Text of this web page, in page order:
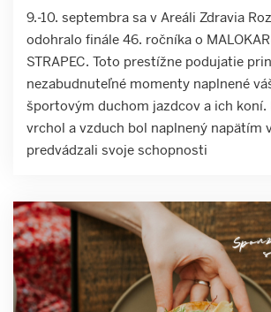
9.-10. septembra sa v Areáli Zdravia
odohralo finále 46. ročníka o
STRAPEC. Toto prestížne podujatie
nezabudnuteľné momenty naplnené
športovým duchom jazdcov a ich koní.
vrchol a vzduch bol naplnený napätím
predvádzali svoje schopnosti